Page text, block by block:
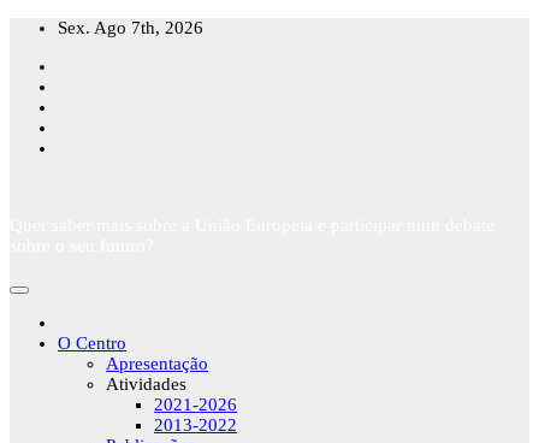
Skip
content
Sex. Ago 7th, 2026
O Centro
Apresentação
Atividades
2021-2026
2013-2022